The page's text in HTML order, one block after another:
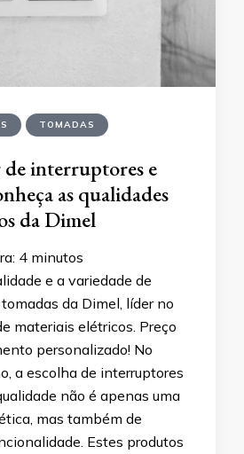
TOMADAS
interruptores e
as qualidades
da Dimel
4 minutos
e a variedade de
da Dimel, líder no
materiais elétricos. Preço
personalizado! No
a escolha de interruptores
não é apenas uma
mas também de
Estes produtos